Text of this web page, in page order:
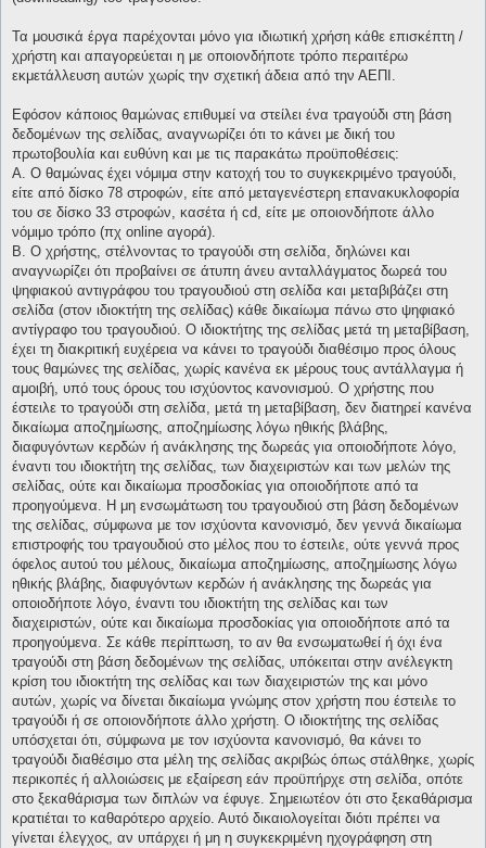
Τα μουσικά έργα παρέχονται μόνο για ιδιωτική χρήση κάθε επισκέπτη /
χρήστη και απαγορεύεται η με οποιονδήποτε τρόπο περαιτέρω
εκμετάλλευση αυτών χωρίς την σχετική άδεια από την ΑΕΠΙ.
Εφόσον κάποιος θαμώνας επιθυμεί να στείλει ένα τραγούδι στη βάση
δεδομένων της σελίδας, αναγνωρίζει ότι το κάνει με δική του
πρωτοβουλία και ευθύνη και με τις παρακάτω προϋποθέσεις:
Α. Ο θαμώνας έχει νόμιμα στην κατοχή του το συγκεκριμένο τραγούδι,
είτε από δίσκο 78 στροφών, είτε από μεταγενέστερη επανακυκλοφορία
του σε δίσκο 33 στροφών, κασέτα ή cd, είτε με οποιονδήποτε άλλο
νόμιμο τρόπο (πχ online αγορά).
Β. Ο χρήστης, στέλνοντας το τραγούδι στη σελίδα, δηλώνει και
αναγνωρίζει ότι προβαίνει σε άτυπη άνευ ανταλλάγματος δωρεά του
ψηφιακού αντιγράφου του τραγουδιού στη σελίδα και μεταβιβάζει στη
σελίδα (στον ιδιοκτήτη της σελίδας) κάθε δικαίωμα πάνω στο ψηφιακό
αντίγραφο του τραγουδιού. Ο ιδιοκτήτης της σελίδας μετά τη μεταβίβαση,
έχει τη διακριτική ευχέρεια να κάνει το τραγούδι διαθέσιμο προς όλους
τους θαμώνες της σελίδας, χωρίς κανένα εκ μέρους τους αντάλλαγμα ή
αμοιβή, υπό τους όρους του ισχύοντος κανονισμού. Ο χρήστης που
έστειλε το τραγούδι στη σελίδα, μετά τη μεταβίβαση, δεν διατηρεί κανένα
δικαίωμα αποζημίωσης, αποζημίωσης λόγω ηθικής βλάβης,
διαφυγόντων κερδών ή ανάκλησης της δωρεάς για οποιοδήποτε λόγο,
έναντι του ιδιοκτήτη της σελίδας, των διαχειριστών και των μελών της
σελίδας, ούτε και δικαίωμα προσδοκίας για οποιοδήποτε από τα
προηγούμενα. Η μη ενσωμάτωση του τραγουδιού στη βάση δεδομένων
της σελίδας, σύμφωνα με τον ισχύοντα κανονισμό, δεν γεννά δικαίωμα
επιστροφής του τραγουδιού στο μέλος που το έστειλε, ούτε γεννά προς
όφελος αυτού του μέλους, δικαίωμα αποζημίωσης, αποζημίωσης λόγω
ηθικής βλάβης, διαφυγόντων κερδών ή ανάκλησης της δωρεάς για
οποιοδήποτε λόγο, έναντι του ιδιοκτήτη της σελίδας και των
διαχειριστών, ούτε και δικαίωμα προσδοκίας για οποιοδήποτε από τα
προηγούμενα. Σε κάθε περίπτωση, το αν θα ενσωματωθεί ή όχι ένα
τραγούδι στη βάση δεδομένων της σελίδας, υπόκειται στην ανέλεγκτη
κρίση του ιδιοκτήτη της σελίδας και των διαχειριστών της και μόνο
αυτών, χωρίς να δίνεται δικαίωμα γνώμης στον χρήστη που έστειλε το
τραγούδι ή σε οποιονδήποτε άλλο χρήστη. Ο ιδιοκτήτης της σελίδας
υπόσχεται ότι, σύμφωνα με τον ισχύοντα κανονισμό, θα κάνει το
τραγούδι διαθέσιμο στα μέλη της σελίδας ακριβώς όπως στάλθηκε, χωρίς
περικοπές ή αλλοιώσεις με εξαίρεση εάν προϋπήρχε στη σελίδα, οπότε
στο ξεκαθάρισμα των διπλών να έφυγε. Σημειωτέον ότι στο ξεκαθάρισμα
κρατιέται το καθαρότερο αρχείο. Αυτό δικαιολογείται διότι πρέπει να
γίνεται έλεγχος, αν υπάρχει ή μη η συγκεκριμένη ηχογράφηση στη